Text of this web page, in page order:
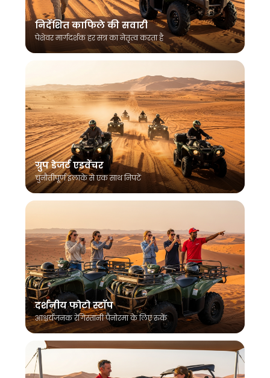
निर्देशित काफिले की सवारी
पेशेवर मार्गदर्शक हर सत्र का नेतृत्व करता है
ग्रुप डेजर्ट एडवेंचर
चुनौतीपूर्ण इलाके से एक साथ निपटें
दर्शनीय फोटो स्टॉप
आश्चर्यजनक रेगिस्तानी पैनोरमा के लिए रुकें